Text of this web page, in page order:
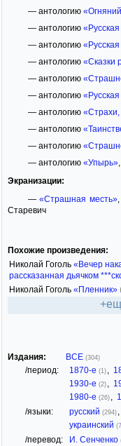
— антологию
— антологию
— антологию
— антологию «Сказки
— антологию
— антологию
— антологию
— антологию
— антологию
— антологию «Упырь»
Экранизации:
—«Страшная месть»
Старевич
Похожие произведения:
Николай Гоголь «Вечер
рассказанная дьячком
Николай Гоголь «Пленник»
Издания: ВСЕ (304)
/период: 1870-е (1) ,
1930-е (2) ,
1980-е (26) ,
/языки: русский (294) ,
украинский
/перевод: И. Сенченко